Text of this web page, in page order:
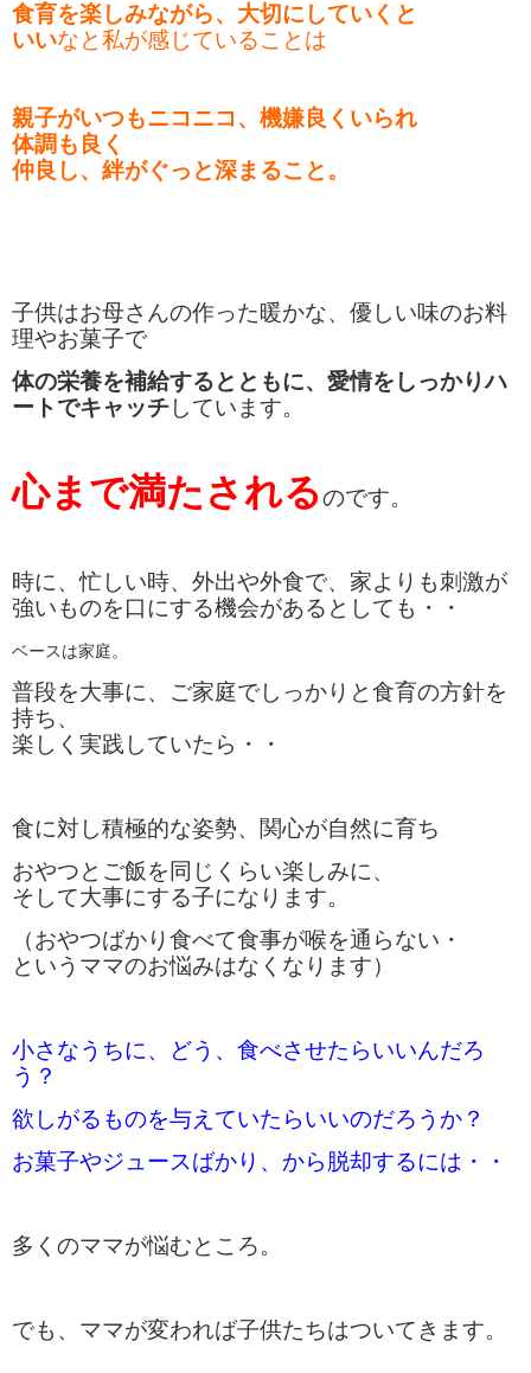
食育を楽しみながら、大切にしていくと
いいなと私が感じていることは
親子がいつもニコニコ、機嫌良くいられ
体調も良く
仲良し、絆がぐっと深まること。
子供はお母さんの作った暖かな、優しい味のお料
理やお菓子で
体の栄養を補給するとともに、愛情をしっかりハ
ートでキャッチしています。
心まで満たされるのです。
時に、忙しい時、外出や外食で、家よりも刺激が
強いものを口にする機会があるとしても・・
ベースは家庭。
普段を大事に、ご家庭でしっかりと食育の方針を
持ち、
楽しく実践していたら・・
食に対し積極的な姿勢、関心が自然に育ち
おやつとご飯を同じくらい楽しみに、
そして大事にする子になります。
（おやつばかり食べて食事が喉を通らない・
というママのお悩みはなくなります）
小さなうちに、どう、食べさせたらいいんだろ
う？
欲しがるものを与えていたらいいのだろうか？
お菓子やジュースばかり、から脱却するには・・
多くのママが悩むところ。
でも、ママが変われば子供たちはついてきます。